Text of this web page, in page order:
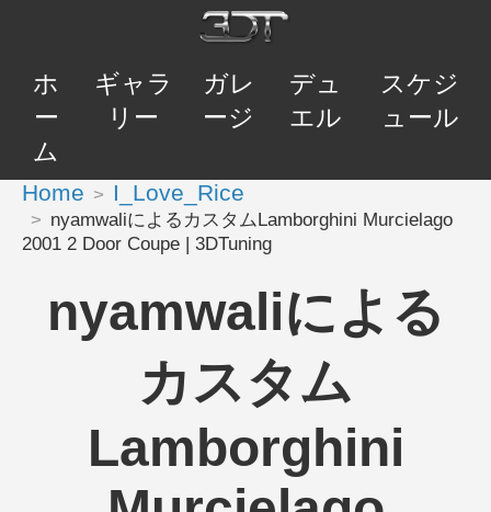
ホ
ー
ム
ギャラ
リー
ガレ
ージ
デュ
エル
スケジ
ュール
Home I_Love_Rice
nyamwaliによるカスタムLamborghini Murcielago
2001 2 Door Coupe | 3DTuning
nyamwaliによる
カスタム
Lamborghini